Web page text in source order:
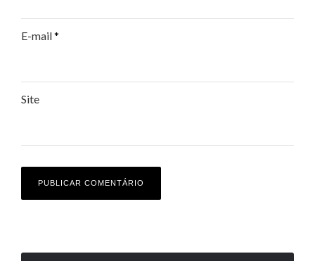
E-mail*
Site